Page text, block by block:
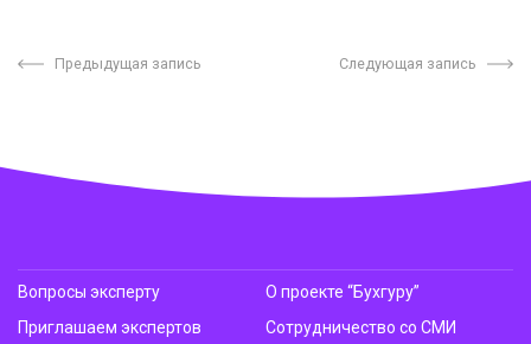
Предыдущая запись Следующая запись
Вопросы эксперту
Приглашаем экспертов
О проекте “Бухгуру”
Сотрудничество со СМИ